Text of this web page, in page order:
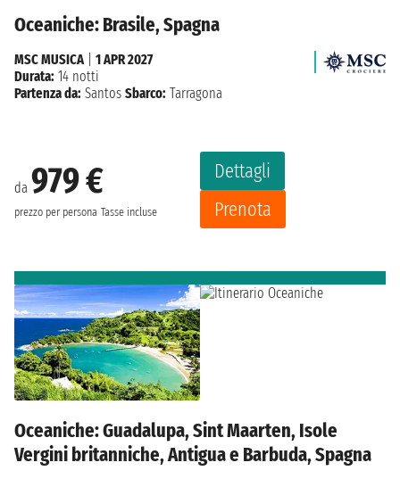
Oceaniche: Brasile, Spagna
da 979 €
prezzo per persona Tasse incluse
Dettagli
Prenota
MSC MUSICA| 1 APR 2027
Durata: 14 notti
Partenza da: Santos Sbarco: Tarragona
Oceaniche: Guadalupa, Sint Maarten, Isole
Vergini britanniche, Antigua e Barbuda, Spagna